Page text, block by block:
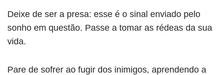
Deixe de ser a presa: esse é o sinal enviado pelo
sonho em questão. Passe a tomar as rédeas da sua
vida.
Pare de sofrer ao fugir dos inimigos, aprendendo a